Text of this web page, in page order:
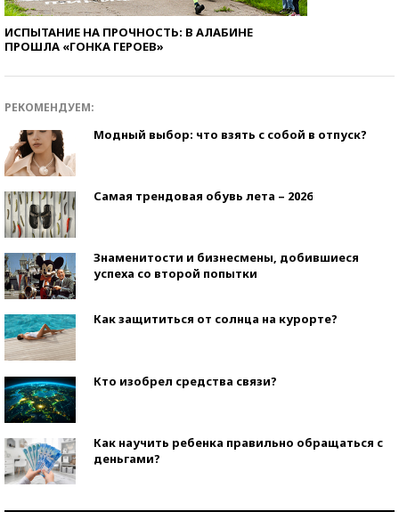
ИСПЫТАНИЕ НА ПРОЧНОСТЬ: В АЛАБИНЕ
ПРОШЛА «ГОНКА ГЕРОЕВ»
РЕКОМЕНДУЕМ:
Модный выбор: что взять с собой в отпуск?
Самая трендовая обувь лета – 2026
Знаменитости и бизнесмены, добившиеся
успеха со второй попытки
Как защититься от солнца на курорте?
Кто изобрел средства связи?
Как научить ребенка правильно обращаться с
деньгами?